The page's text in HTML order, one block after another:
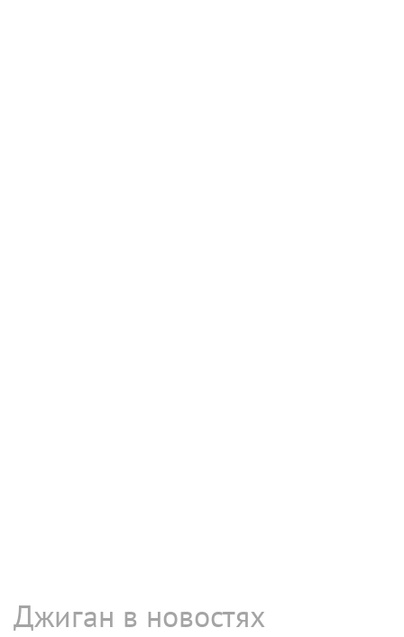
Джиган в новостях